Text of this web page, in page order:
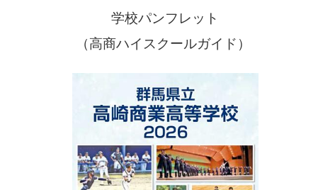
学校パンフレット
（高商ハイスクールガイド）